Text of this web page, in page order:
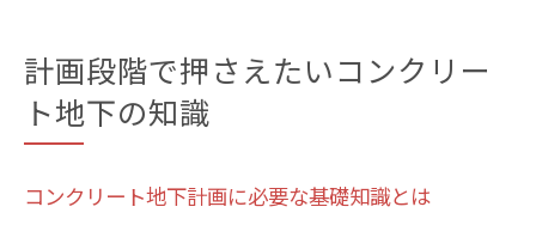
計画段階で押さえたいコンクリー
ト地下の知識
コンクリート地下計画に必要な基礎知識とは